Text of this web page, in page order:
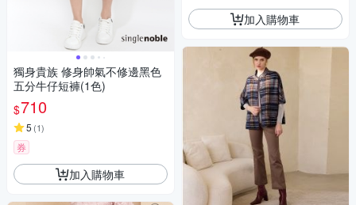
獨身貴族 修身帥氣不修邊黑色
五分牛仔短褲(1色)
$710
5 (1)
券
加入購物車
加入購物車